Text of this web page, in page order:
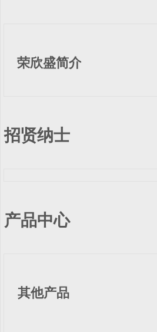
荣欣盛简介
招贤纳士
产品中心
其他产品